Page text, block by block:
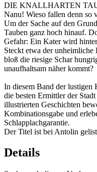
DIE KNALLHARTEN
Nanu! Wieso fallen denn so
Um der Sache auf den
Tauben ganz hoch hinauf.
Gefahr: Ein Kater wird
Steckt etwa der
bloß die riesige Schar
unaufhaltsam näher kommt?
In diesem Band der lustigen
die besten Ermittler der
illustrierten Geschichten
Kombinationsgabe und
Schlapplachgarantie.
Der Titel ist bei Antolin
Details